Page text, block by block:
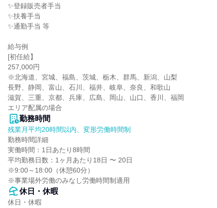
✨登録販売者手当
✨扶養手当
✨通勤手当 等
給与例
[初任給】
257,000円
※北海道、宮城、福島、茨城、栃木、群馬、新潟、山梨
長野、静岡、富山、石川、福井、岐阜、奈良、和歌山
滋賀、三重、京都、兵庫、広島、岡山、山口、香川、福岡
エリア配属の場合
勤務時間
残業月平均20時間以内、変形労働時間制
勤務時間詳細
実働時間：1日あたり8時間
平均勤務日数：1ヶ月あたり18日 〜 20日
※9:00～18:00（休憩60分）
※事業場外労働のみなし労働時間制適用
休日・休暇
休日・休暇